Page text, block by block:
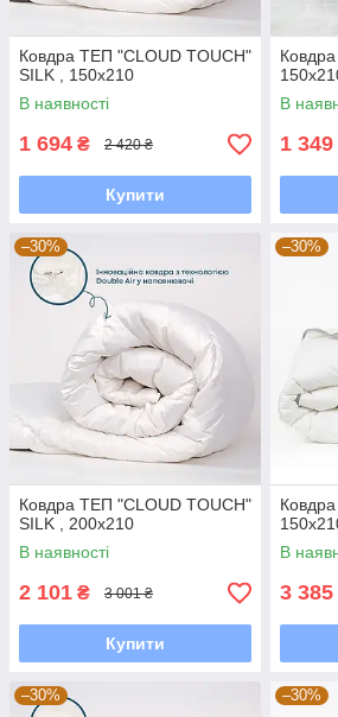
Ковдра ТЕП "CLOUD TOUCH"
SILK , 150x210
В наявності
1 694 ₴ 2 420 ₴
Купити
В
1 349
–30%
Ковдра ТЕП "CLOUD TOUCH"
SILK , 200x210
В наявності
2 101 ₴ 3 001 ₴
Купити
–30%
В
3 385
–30% –30%